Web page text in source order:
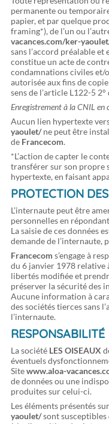
permanente ou
papier, et par quelque
framing*), de l’un ou
vacances.com/ker-
sans l’accord préalable et
constitue un acte de
condamnations civiles et/
autorisée aux fins de
sens de l’article L122-5
Enregistrement à la CNIL en
Aucun lien hypertexte
yaoulet/ne peut être
de Francecom.
*L’action de capter le
transférer sur son propre
hypertexte, en faisant
PROTECTION
L’internaute peut être
personnelles en
La saisie de ces données
demande de l’internaute,
Francecom s’engage à
du 6 janvier 1978 relative
libertés modifiée et
préserver la sécurité des
Aucune information à
des sociétés tierces sans
l’internaute.
RESPONSABILITÉ
La société LES OISEAUX
éventuels
Sitewww.aloa-
de données ou une
produites sur celui-ci.
Les éléments présentés
yaoulet/sont susceptibles